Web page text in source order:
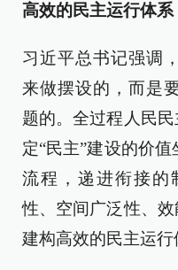
高效的民主运行体系
习近平总书记强调
来做摆设的，而是
题的。全过程人民
定“民主”建设的价
流程，递进衔接的
性、空间广泛性、效
建构高效的民主运行